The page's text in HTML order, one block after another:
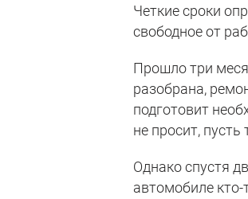
Четкие сроки
свободное от
Прошло три
разобрана,
подготовит
не просит, пусть
Однако спустя
автомобиле